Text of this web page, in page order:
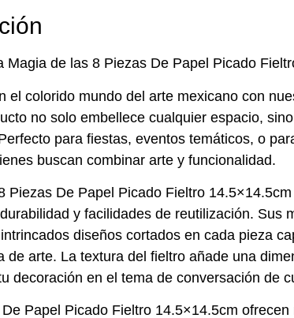
Magia de las 8 Piezas De Papel Picado
el colorido mundo del arte mexicano con
no solo embellece cualquier espacio,
para fiestas, eventos temáticos, o
buscan combinar arte y funcionalidad.
Piezas De Papel Picado Fieltro
y facilidades de reutilización.
diseños cortados en cada pieza
de arte. La textura del fieltro añade una
decoración en el tema de conversación de
Papel Picado Fieltro 14.5×14.5cm